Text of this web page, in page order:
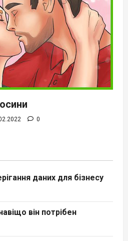
0
даних для бізнесу
він потрібен